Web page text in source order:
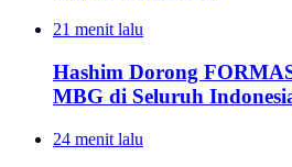
21 menit lalu
Hashim Dorong
MBG di Seluruh
24 menit lalu